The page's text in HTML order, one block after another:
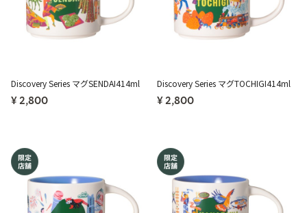
Discovery Series マグSENDAI414ml
¥ 2,800
Discovery Series マグTOCHIGI414ml
¥ 2,800